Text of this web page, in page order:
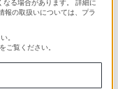
タプロジェクター
なる場合があります。 詳細に
報の取扱いについては、プラ
。
をご覧ください。